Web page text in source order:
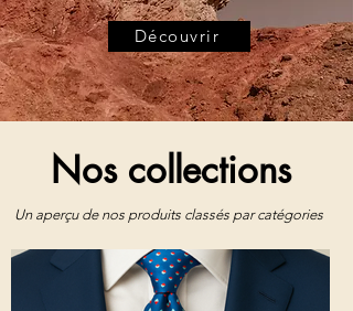
Découvrir
Nos collections
Un aperçu de nos produits classés par catégories